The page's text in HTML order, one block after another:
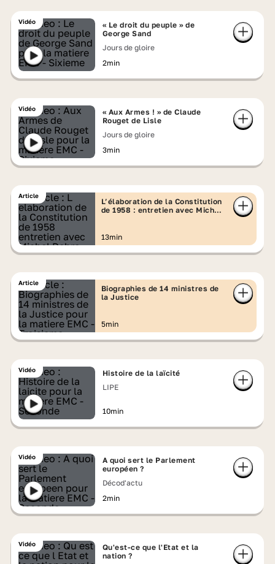
Vidéo
« Le droit du peuple » de
George Sand
Jours de gloire
2min
Vidéo
« Aux Armes ! » de Claude
Rouget de Lisle
Jours de gloire
3min
Article
L’élaboration de la Constitution
de 1958 : entretien avec Michel
13min
Article
Biographies de 14 ministres de
la Justice
5min
Vidéo
Histoire de la laïcité
LIPE
10min
Vidéo
A quoi sert le Parlement
européen ?
Décod'actu
2min
Vidéo
Qu'est-ce que l'Etat et la
nation ?